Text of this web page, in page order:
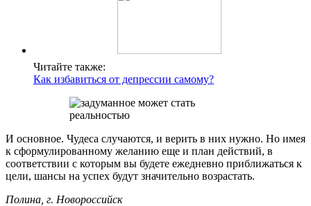
Читайте также:
Как избавиться от депрессии самому?
И основное. Чудеса случаются, и верить в них нужно. Но имея
к сформулированному желанию еще и план действий, в
соответствии с которым вы будете ежедневно приближаться к
цели, шансы на успех будут значительно возрастать.
Полина, г. Новороссийск